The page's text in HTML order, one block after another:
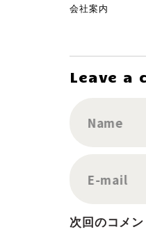
会社案内
Leave a
Name
E-mail
次回のコメ